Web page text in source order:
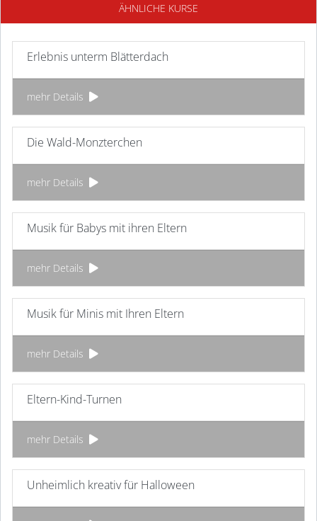
ÄHNLICHE KURSE
Erlebnis unterm Blätterdach
mehr Details
Die Wald-Monzterchen
mehr Details
Musik für Babys mit ihren Eltern
mehr Details
Musik für Minis mit Ihren Eltern
mehr Details
Eltern-Kind-Turnen
mehr Details
Unheimlich kreativ für Halloween